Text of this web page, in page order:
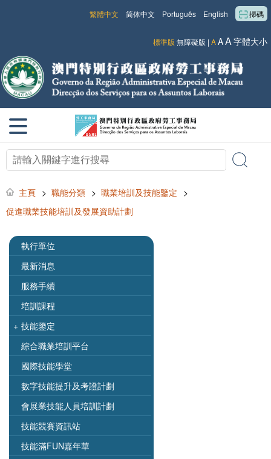
掃碼
English
Português
简体中文
繁體中文
標準版 無障礙版 | AAA字體大小
主頁 > 職能分類 > 職業培訓及技能鑒定 >
促進職業技能培訓及發展資助計劃
執行單位
最新消息
服務手續
培訓課程
+ 技能鑒定
綜合職業培訓平台
國際技能學堂
數字技能提升及考證計劃
會展業技能人員培訓計劃
技能競賽資訊站
技能滿FUN嘉年華